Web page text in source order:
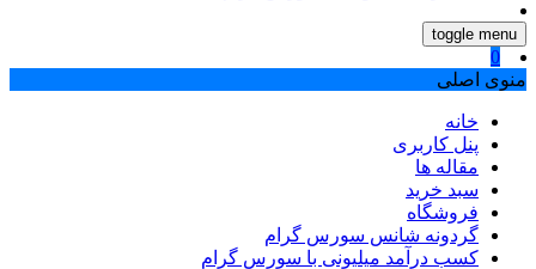
toggle menu
0
منوی اصلی
خانه
پنل کاربری
مقاله ها
سبد خرید
فروشگاه
گردونه شانس سورس گرام
کسب درآمد میلیونی با سورس گرام